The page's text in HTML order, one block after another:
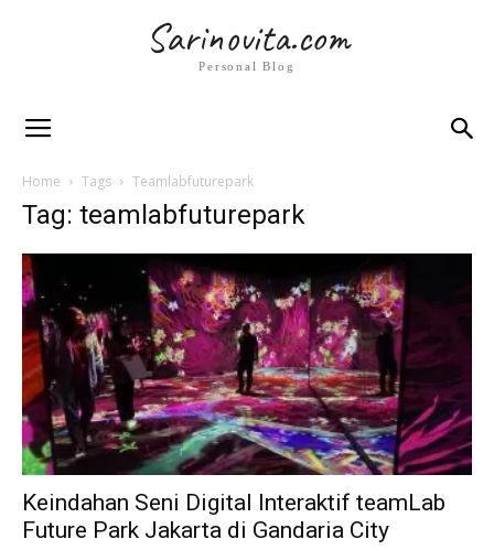
Sarinovita.com
Personal Blog
Home Tags Teamlabfuturepark
Tag: teamlabfuturepark
Keindahan Seni Digital Interaktif teamLab
Future Park Jakarta di Gandaria City